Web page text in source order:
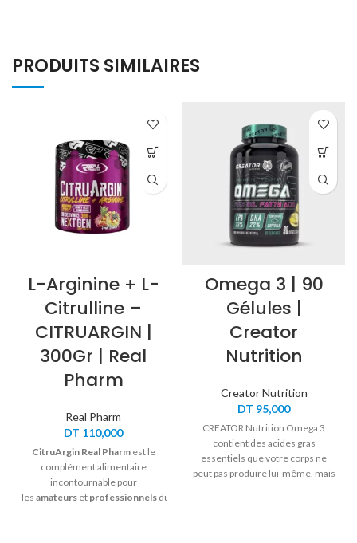
PRODUITS SIMILAIRES
L-Arginine + L-
Citrulline –
CITRUARGIN |
300Gr | Real
Pharm
Real Pharm
DT 110,000
CitruArgin Real Pharmest le
complément alimentaire
incontournable pour
les amateurs et professionnels du
Omega 3 | 90
Gélules |
Creator
Nutrition
Creator Nutrition
DT 95,000
CREATOR Nutrition Omega 3
contient des acides gras
essentiels que votre corps ne
peut pas produire lui-même, mais